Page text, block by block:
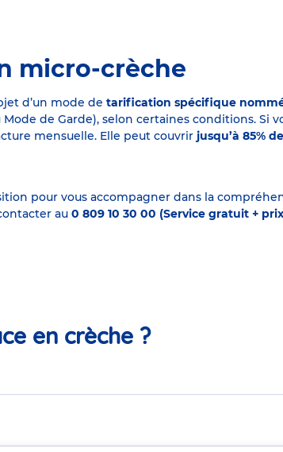
micro-crèche
d’un mode de tarification spécifique nommé
de Garde), selon certaines conditions. Si
mensuelle. Elle peut couvrir jusqu’à 85%
pour vous accompagner dans la
au 0 809 10 30 00 (Service gratuit +
en crèche ?